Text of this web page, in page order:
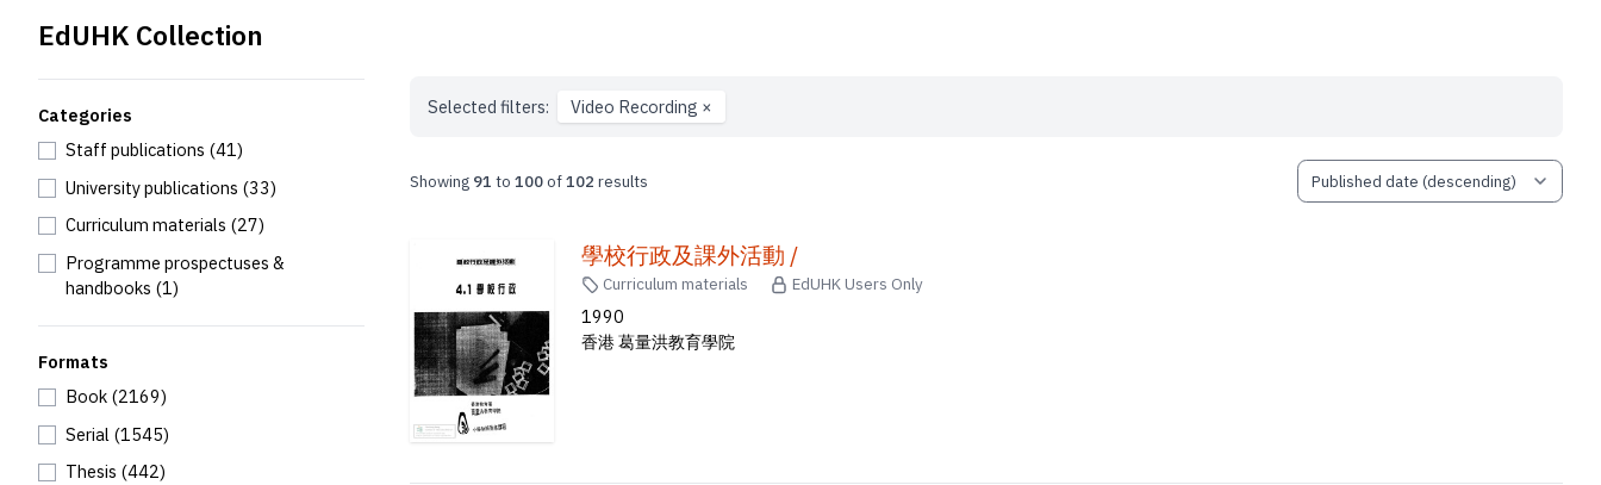
EdUHK Collection
Categories
Staff publications (41)
University publications (33)
Curriculum materials (27)
Programme prospectuses &
handbooks (1)
Formats
Book (2169)
Serial (1545)
Thesis (442)
Selected filters: Video Recording ×
Showing 91 to 100of102 results
學校行政及課外活動 /
Curriculum materials EdUHK Users Only
1990
香港 葛量洪教育學院